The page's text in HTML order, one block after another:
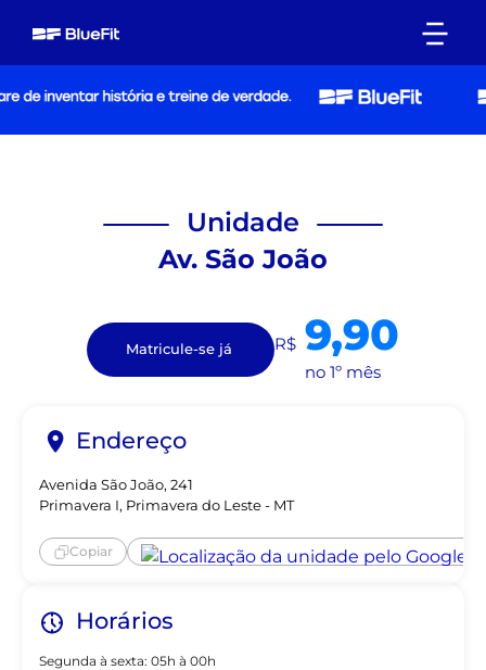
Unidade
Av. São João
R$ 9,90
no 1º mês
Matricule-se já
Endereço
Avenida São João, 241
Primavera I, Primavera do Leste - MT
Copiar
Horários
Segunda à sexta: 05h à 00h